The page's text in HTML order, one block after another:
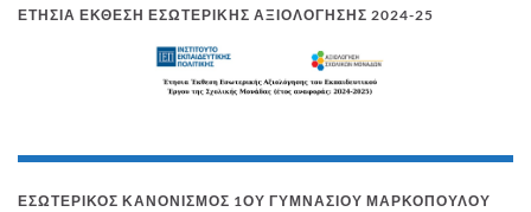
ΕΤΉΣΙΑ ΈΚΘΕΣΗ ΕΣΩΤΕΡΙΚΉΣ ΑΞΙΟΛΌΓΗΣΗΣ 2024-25
ΕΣΩΤΕΡΙΚΌΣ ΚΑΝΟΝΙΣΜΌΣ 1ΟΥ ΓΥΜΝΑΣΊΟΥ ΜΑΡΚΟΠΟΎΛΟΥ